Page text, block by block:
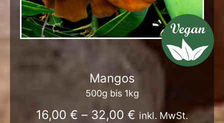
Mangos
500g bis 1kg
16,00 € – 32,00 € inkl. MwSt.